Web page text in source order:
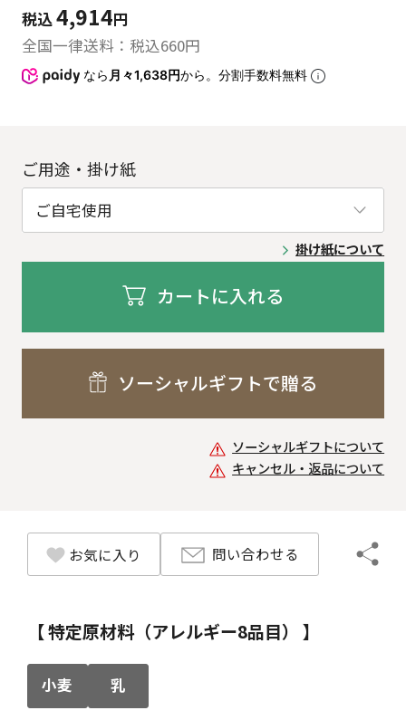
税込4,914円
全国一律送料：税込660円
なら 月々1,638円から。分割手数料無料
ご用途・掛け紙
掛け紙について
カートに入れる
ソーシャルギフトで贈る
ソーシャルギフトについて
キャンセル・返品について
お気に入り 問い合わせる
【 特定原材料（アレルギー8品目） 】
小麦 乳